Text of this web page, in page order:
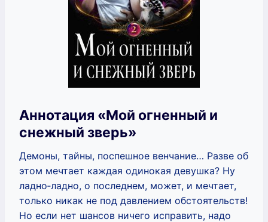
Аннотация «Мой огненный и
снежный зверь»
Демоны, тайны, поспешное венчание… Разве об
этом мечтает каждая одинокая девушка? Ну
ладно‑ладно, о последнем, может, и мечтает,
только никак не под давлением обстоятельств!
Но если нет шансов ничего исправить, надо